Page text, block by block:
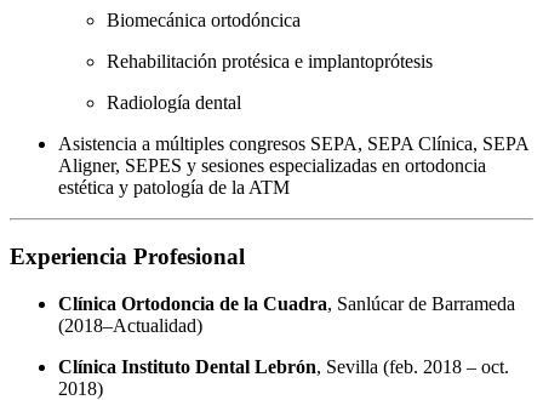
Biomecánica ortodóncica
Rehabilitación protésica e implantoprótesis
Radiología dental
Asistencia a múltiples congresos SEPA, SEPA Clínica, SEPA
Aligner, SEPES y sesiones especializadas en ortodoncia
estética y patología de la ATM
Experiencia Profesional
Clínica Ortodoncia de la Cuadra, Sanlúcar de Barrameda
(2018–Actualidad)
Clínica Instituto Dental Lebrón, Sevilla (feb. 2018 – oct.
2018)